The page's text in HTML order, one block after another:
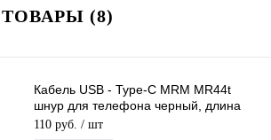
(8)
Кабель USB - Type-C MRM MR44t
шнур для телефона черный, длина
1м
110 руб. / шт